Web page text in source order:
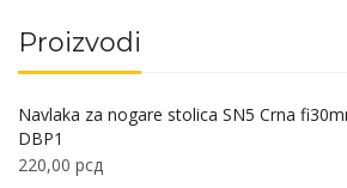
Proizvodi
Navlaka za nogare stolica SN5 Crna
DBP1
220,00 рсд